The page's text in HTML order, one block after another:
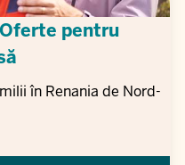
pentru
în Renania de Nord-